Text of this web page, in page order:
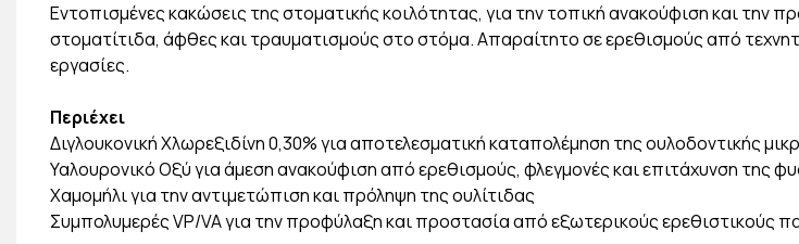
Eντοπισμένες κακώσεις της στοματικής κοιλότητας, για την τοπική ανακούφιση και την
στοματίτιδα, άφθες και τραυματισμούς στο στόμα. Απαραίτητο σε ερεθισμούς από
εργασίες.
Περιέχει
Διγλουκονική Χλωρεξιδίνη 0,30% για αποτελεσματική καταπολέμηση της ουλοδοντικής
Υαλουρονικό Οξύ για άμεση ανακούφιση από ερεθισμούς, φλεγμονές και επιτάχυνση της
Χαμομήλι για την αντιμετώπιση και πρόληψη της ουλίτιδας
Συμπολυμερές VP/VA για την προφύλαξη και προστασία από εξωτερικούς ερεθιστικούς